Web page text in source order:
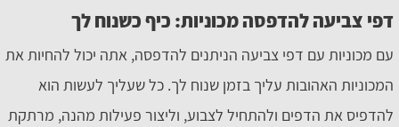
דפי צביעה להדפסה מכוניות: כיף כשנוח לך
עם מכוניות עם דפי צביעה הניתנים להדפסה, אתה יכול להחיות את
המכוניות האהובות עליך בזמן שנוח לך. כל שעליך לעשות הוא
להדפיס את הדפים ולהתחיל לצבוע, וליצור פעילות מהנה, מרתקת